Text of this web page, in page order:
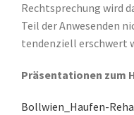
Rechtsprechung wird
Teil der Anwesenden
tendenziell erschwert
Präsentationen zum
Bollwien_Haufen-